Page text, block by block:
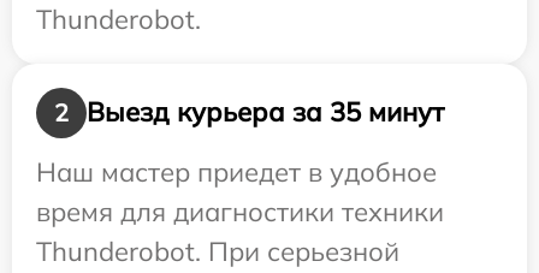
Thunderobot.
2
Выезд курьера за 35 минут
Наш мастер приедет в удобное
время для диагностики техники
Thunderobot. При серьезной